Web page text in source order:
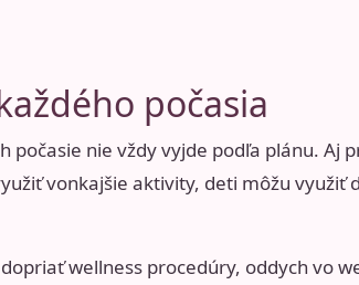
počasia
počasie nie vždy vyjde podľa plánu.
vonkajšie aktivity, deti môžu využiť
wellness procedúry, oddych vo